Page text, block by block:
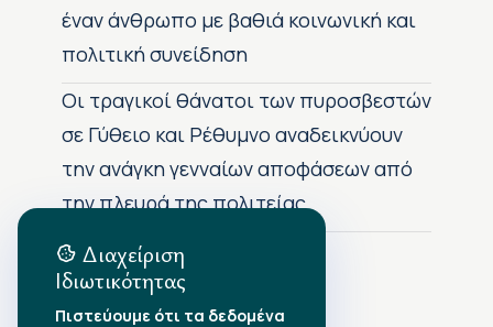
έναν άνθρωπο με βαθιά κοινωνική και
πολιτική συνείδηση
Οι τραγικοί θάνατοι των πυροσβεστών
σε Γύθειο και Ρέθυμνο αναδεικνύουν
την ανάγκη γενναίων αποφάσεων από
την πλευρά της πολιτείας
Αρχείο Δημοσιεύσεων
Διαχείριση
Ιδιωτικότητας
Πιστεύουμε ότι τα δεδομένα